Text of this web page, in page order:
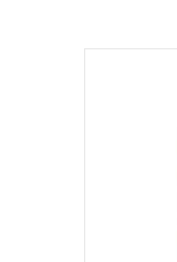
Box